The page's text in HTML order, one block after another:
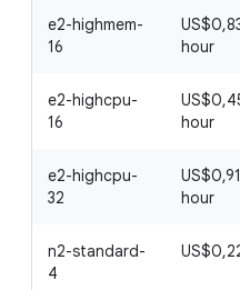
e2-highmem-
16
hour
e2-highcpu-
16
hour
e2-highcpu-
32
hour
n2-standard-
4